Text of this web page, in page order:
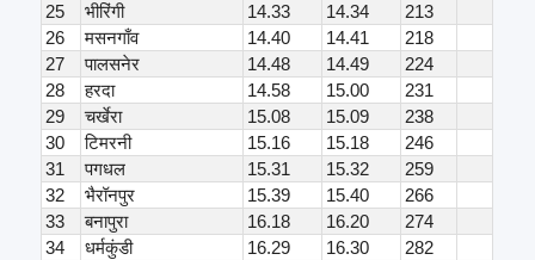
25
भीरिंगी 14.33 14.34
213
26
मसनगाँव 14.40 14.41
218
27
पालसनेर 14.48 14.49
224
28
हरदा 14.58 15.00
231
29
चर्खेरा 15.08 15.09
238
30
टिमरनी 15.16 15.18
246
31
पगधल 15.31 15.32
259
32
भैरॉनपुर 15.39 15.40
266
33
बनापुरा 16.18 16.20
274
34
धर्मकुंडी 16.29 16.30
282